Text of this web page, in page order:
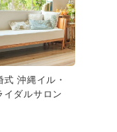
沖縄イル・
イダルサロン